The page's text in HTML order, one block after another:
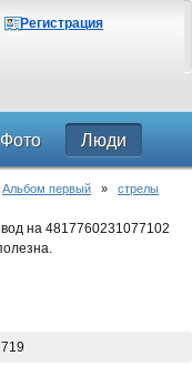
Регистрация
Фото Люди
Альбом первый » стрелы
на 4817760231077102
719